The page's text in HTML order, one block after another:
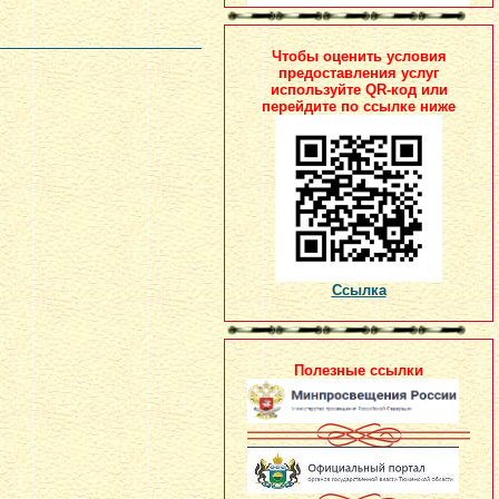
Чтобы оценить условия
предоставления услуг
используйте QR-код или
перейдите по ссылке ниже
Ссылка
Полезные ссылки